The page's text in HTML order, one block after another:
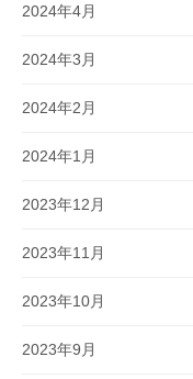
2024年4月
2024年3月
2024年2月
2024年1月
2023年12月
2023年11月
2023年10月
2023年9月